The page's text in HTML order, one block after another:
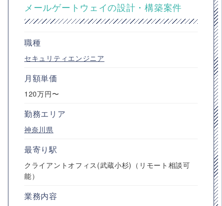
メールゲートウェイの設計・構築案件
職種
セキュリティエンジニア
月額単価
120万円〜
勤務エリア
神奈川県
最寄り駅
クライアントオフィス(武蔵小杉)（リモート相談可
能）
業務内容